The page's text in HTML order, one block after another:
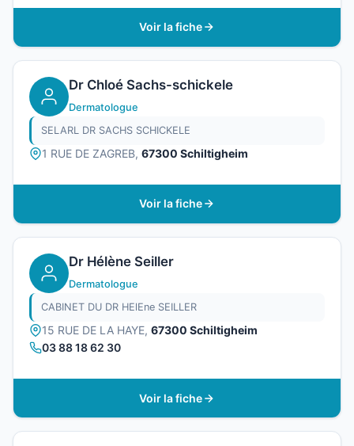
Voir la fiche
Dr Chloé Sachs-schickele
Dermatologue
SELARL DR SACHS SCHICKELE
1 RUE DE ZAGREB, 67300 Schiltigheim
Voir la fiche
Dr Hélène Seiller
Dermatologue
CABINET DU DR HElEne SEILLER
15 RUE DE LA HAYE, 67300 Schiltigheim
03 88 18 62 30
Voir la fiche